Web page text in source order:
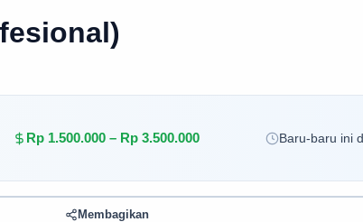
Rp 1.500.000 – Rp 3.500.000 Baru-baru ini
Membagikan